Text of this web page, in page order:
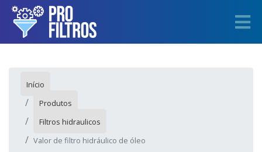
Início
Produtos
Filtros hidraulicos
Valor de filtro hidráulico de óleo